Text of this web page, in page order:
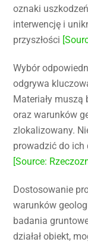
oznaki
interwencję i
przyszłości
Wybór
odgrywa
Materiały
oraz warunków
zlokalizowany.
prowadzić do ich
[Source:
Dostosowanie
warunków
badania
działał obiekt,